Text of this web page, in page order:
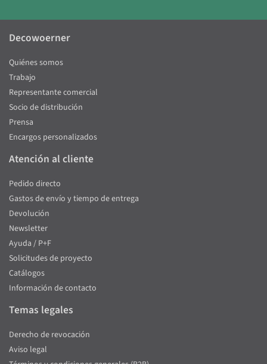
Decowoerner
Quiénes somos
Trabajo
Representante comercial
Socio de distribución
Prensa
Encargos personalizados
Atención al cliente
Pedido directo
Gastos de envío y tiempo de entrega
Devolución
Newsletter
Ayuda / P+F
Solicitudes de proyecto
Catálogos
Información de contacto
Temas legales
Derecho de revocación
Aviso legal